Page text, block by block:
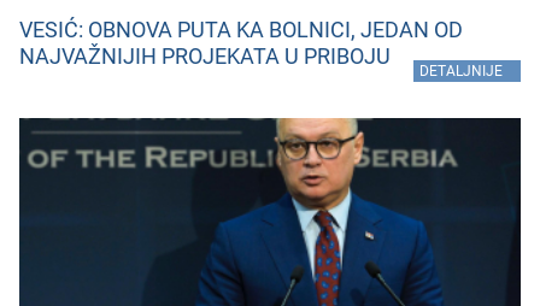
VESIĆ: OBNOVA PUTA KA BOLNICI, JEDAN OD
NAJVAŽNIJIH PROJEKATA U PRIBOJU
DETALJNIJE